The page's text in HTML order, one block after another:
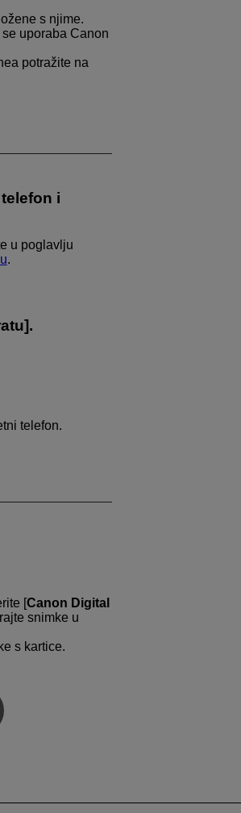
s njime.
uporaba Canon
potražite na
i
u poglavlju
.
].
telefon.
[Canon Digital
snimke u
s kartice.